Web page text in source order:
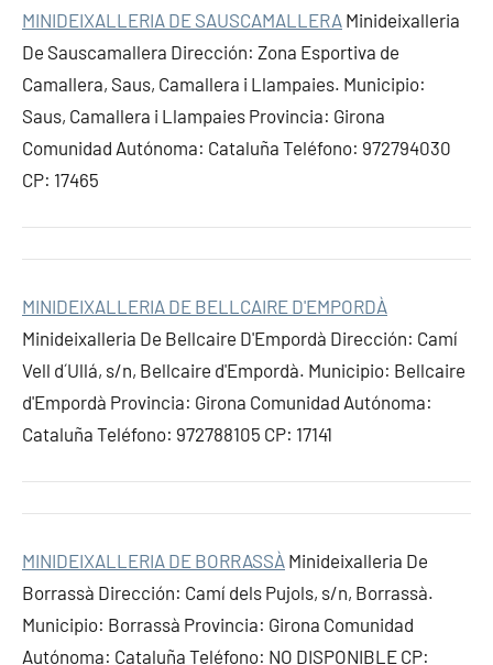
MINIDEIXALLERIA DE SAUSCAMALLERA Minideixalleria
De Sauscamallera Dirección: Zona Esportiva de
Camallera, Saus, Camallera i Llampaies. Municipio:
Saus, Camallera i Llampaies Provincia: Girona
Comunidad Autónoma: Cataluña Teléfono: 972794030
CP: 17465
MINIDEIXALLERIA DE BELLCAIRE D'EMPORDÀ
Minideixalleria De Bellcaire D'Empordà Dirección: Camí
Vell d´Ullá, s/n, Bellcaire d'Empordà. Municipio: Bellcaire
d'Empordà Provincia: Girona Comunidad Autónoma:
Cataluña Teléfono: 972788105 CP: 17141
MINIDEIXALLERIA DE BORRASSÀ Minideixalleria De
Borrassà Dirección: Camí dels Pujols, s/n, Borrassà.
Municipio: Borrassà Provincia: Girona Comunidad
Autónoma: Cataluña Teléfono: NO DISPONIBLE CP: